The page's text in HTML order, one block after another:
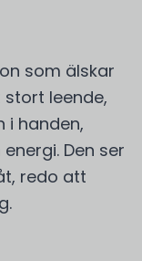
som älskar
leende,
i handen,
Den ser
redo att